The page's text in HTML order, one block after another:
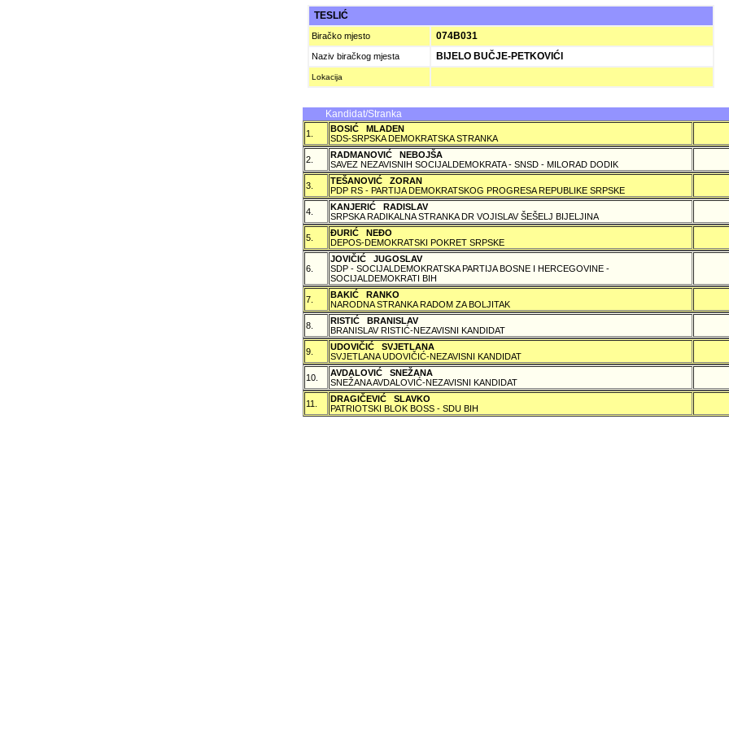
TESLIĆ
Biračko mjesto 074B031
Naziv biračkog mjesta BIJELO BUČJE-PETKOVIĆI
Lokacija
Kandidat/Stranka
1.
BOSIĆ MLADEN
SDS-SRPSKA DEMOKRATSKA STRANKA
2.
RADMANOVIĆ NEBOJŠA
SAVEZ NEZAVISNIH SOCIJALDEMOKRATA - SNSD - MILORAD DODIK
3.
TEŠANOVIĆ ZORAN
PDP RS - PARTIJA DEMOKRATSKOG PROGRESA REPUBLIKE SRPSKE
4.
KANJERIĆ RADISLAV
SRPSKA RADIKALNA STRANKA DR VOJISLAV ŠEŠELJ BIJELJINA
5.
ÐURIĆ NEÐO
DEPOS-DEMOKRATSKI POKRET SRPSKE
6.
JOVIČIĆ JUGOSLAV
SDP - SOCIJALDEMOKRATSKA PARTIJA BOSNE I HERCEGOVINE -
SOCIJALDEMOKRATI BIH
7.
BAKIĆ RANKO
NARODNA STRANKA RADOM ZA BOLJITAK
8.
RISTIĆ BRANISLAV
BRANISLAV RISTIĆ-NEZAVISNI KANDIDAT
9.
UDOVIČIĆ SVJETLANA
SVJETLANA UDOVIČIĆ-NEZAVISNI KANDIDAT
10.
AVDALOVIĆ SNEŽANA
SNEŽANA AVDALOVIĆ-NEZAVISNI KANDIDAT
11.
DRAGIČEVIĆ SLAVKO
PATRIOTSKI BLOK BOSS - SDU BIH